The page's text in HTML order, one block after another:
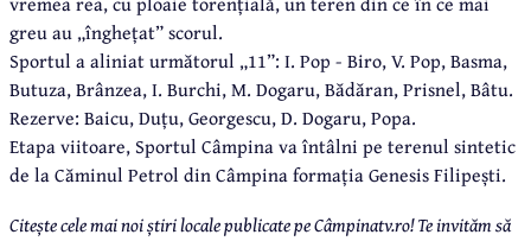
greu au „înghețat” scorul.
Sportul a aliniat următorul „11”: I. Pop - Biro, V. Pop, Basma,
Butuza, Brânzea, I. Burchi, M. Dogaru, Bădăran, Prisnel, Bâtu.
Rezerve: Baicu, Duțu, Georgescu, D. Dogaru, Popa.
Etapa viitoare, Sportul Câmpina va întâlni pe terenul sintetic
de la Căminul Petrol din Câmpina formația Genesis Filipești.
Citește cele mai noi știri locale publicate pe Câmpinatv.ro! Te invităm să